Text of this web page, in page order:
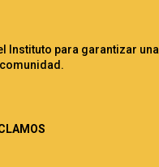
Instituto para garantizar una